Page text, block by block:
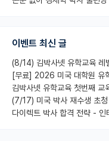
이벤트 최신 글
(8/14) 김박사넷 유학교육 레
김박사넷 유학교육 첫번째 교
(7/17) 미국 박사 재수생
다이렉트 박사 합격 전략 -